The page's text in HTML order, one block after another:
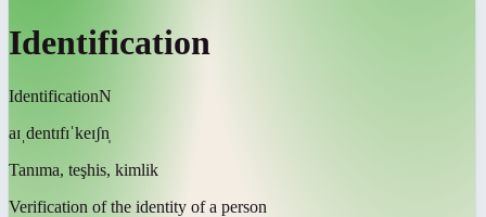
Identification
IdentificationN
aɪˌdentɪfɪˈkeɪʃn̩
Tanıma, teşhis, kimlik
Verification of the identity of a person